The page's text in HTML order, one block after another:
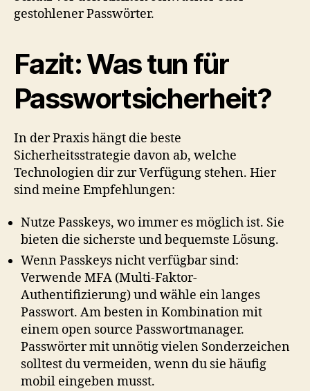
gestohlener Passwörter.
Fazit: Was tun für
Passwortsicherheit?
In der Praxis hängt die beste
Sicherheitsstrategie davon ab, welche
Technologien dir zur Verfügung stehen. Hier
sind meine Empfehlungen:
Nutze Passkeys, wo immer es möglich ist. Sie
bieten die sicherste und bequemste Lösung.
Wenn Passkeys nicht verfügbar sind:
Verwende MFA (Multi-Faktor-
Authentifizierung) und wähle ein langes
Passwort. Am besten in Kombination mit
einem open source Passwortmanager.
Passwörter mit unnötig vielen Sonderzeichen
solltest du vermeiden, wenn du sie häufig
mobil eingeben musst.